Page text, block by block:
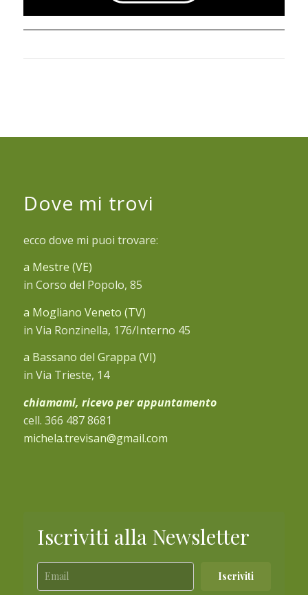
Dove mi trovi
ecco dove mi puoi trovare:
a Mestre (VE)
in Corso del Popolo, 85
a Mogliano Veneto (TV)
in Via Ronzinella, 176/Interno 45
a Bassano del Grappa (VI)
in Via Trieste, 14
chiamami, ricevo per appuntamento
cell. 366 487 8681
michela.trevisan@gmail.com
Iscriviti alla Newsletter
Iscriviti